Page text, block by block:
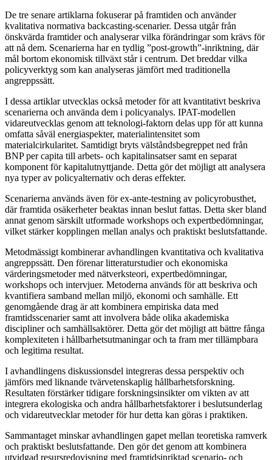
De tre senare artiklarna fokuserar på framtiden och använder
kvalitativa normativa backcasting-scenarier. Dessa utgår från
önskvärda framtider och analyserar vilka förändringar som krävs för
att nå dem. Scenarierna har en tydlig ”post-growth”-inriktning, där
mål bortom ekonomisk tillväxt står i centrum. Det breddar vilka
policyverktyg som kan analyseras jämfört med traditionella
angreppssätt.
I dessa artiklar utvecklas också metoder för att kvantitativt beskriva
scenarierna och använda dem i policyanalys. IPAT-modellen
vidareutvecklas genom att teknologi-faktorn delas upp för att kunna
omfatta såväl energiaspekter, materialintensitet som
materialcirkularitet. Samtidigt bryts välståndsbegreppet ned från
BNP per capita till arbets- och kapitalinsatser samt en separat
komponent för kapitalutnyttjande. Detta gör det möjligt att analysera
nya typer av policyalternativ och deras effekter.
Scenarierna används även för ex-ante-testning av policyrobusthet,
där framtida osäkerheter beaktas innan beslut fattas. Detta sker bland
annat genom särskilt utformade workshops och expertbedömningar,
vilket stärker kopplingen mellan analys och praktiskt beslutsfattande.
Metodmässigt kombinerar avhandlingen kvantitativa och kvalitativa
angreppssätt. Den förenar litteraturstudier och ekonomiska
värderingsmetoder med nätverksteori, expertbedömningar,
workshops och intervjuer. Metoderna används för att beskriva och
kvantifiera samband mellan miljö, ekonomi och samhälle. Ett
genomgående drag är att kombinera empiriska data med
framtidsscenarier samt att involvera både olika akademiska
discipliner och samhällsaktörer. Detta gör det möjligt att bättre fånga
komplexiteten i hållbarhetsutmaningar och ta fram mer tillämpbara
och legitima resultat.
I avhandlingens diskussionsdel integreras dessa perspektiv och
jämförs med liknande tvärvetenskaplig hållbarhetsforskning.
Resultaten förstärker tidigare forskningsinsikter om vikten av att
integrera ekologiska och andra hållbarhetsfaktorer i beslutsunderlag
och vidareutvecklar metoder för hur detta kan göras i praktiken.
Sammantaget minskar avhandlingen gapet mellan teoretiska ramverk
och praktiskt beslutsfattande. Den gör det genom att kombinera
utvidgad resursredovisning med framtidsinriktad scenario- och